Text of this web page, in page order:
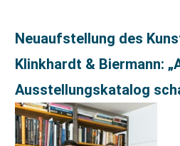
Neuaufstellung des
Klinkhardt & Biermann:
Ausstellungskatalog